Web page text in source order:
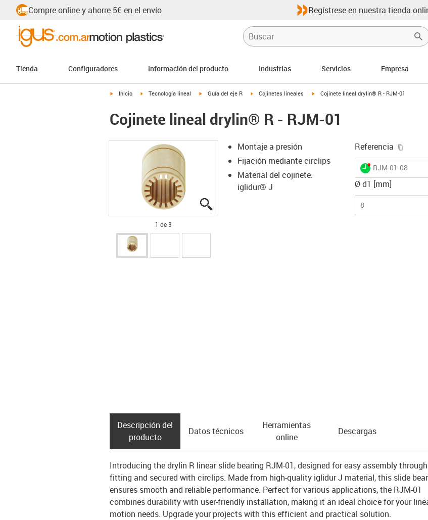
Compre online y ahorre 5€ en el envío Regístrese en nuestra tienda
Tienda Configuradores Información del producto Industrias Servicios Empresa
igus-icon-arrow-right
Inicio igus-icon-arrow-right
Tecnología lineal igus-icon-arrow-right
Guía del eje R igus-icon-arrow-right
Cojinetes lineales igus-icon-arrow-right
Cojinete lineal drylin® R - RJM-01
Cojinete lineal drylin® R - RJM-01
1 de 3
Montaje a presión
Fijación mediante circlips
Material del cojinete:
iglidur® J
Referencia
igus-icon-
RJM-01-08
Ø d1 [mm]
8
Descripción del
producto
Datos técnicos
Herramientas
online
Descargas
Introducing the drylin R linear slide bearing RJM-01, designed for easy assembly
fitting and secured with circlips. Made from high-quality iglidur J material, this slide
ensures smooth and reliable performance. Perfect for various applications, the RJM-01
combines durability with user-friendly installation, making it an ideal choice for your
motion needs. Upgrade your projects with this efficient and practical solution.